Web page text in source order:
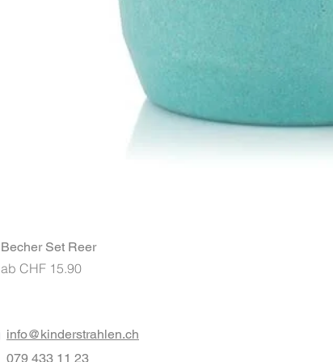
Becher Set Reer
ab CHF 15.90
Sale-Preis
info@kinderstrahlen.ch
079 433 11 23